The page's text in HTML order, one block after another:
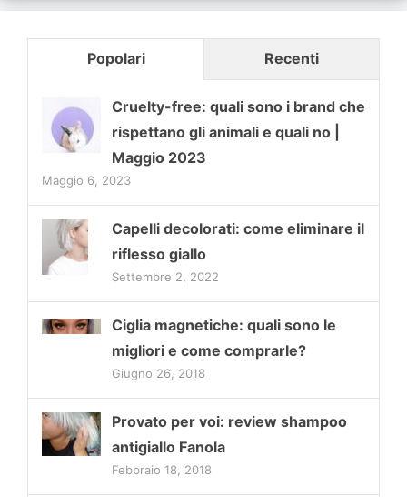
Popolari Recenti
Cruelty-free: quali sono i brand che
rispettano gli animali e quali no |
Maggio 2023
Maggio 6, 2023
Capelli decolorati: come eliminare il
riflesso giallo
Settembre 2, 2022
Ciglia magnetiche: quali sono le
migliori e come comprarle?
Giugno 26, 2018
Provato per voi: review shampoo
antigiallo Fanola
Febbraio 18, 2018